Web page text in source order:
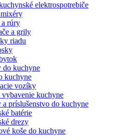
elektrospotrebiče
a rúry
a grily
riadu
do kuchyne
kuchyne
vozíky
vybavenie kuchyne
príslušenstvo do kuchyne
batérie
drezy
koše do kuchyne